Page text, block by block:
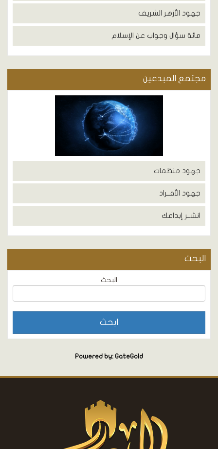
جهود الأزهر الشريف
مائة سؤال وجواب عن الإسلام
مجتمع المبدعين
جهود منظمات
جهود الأفــراد
انشــر إبداعك
البحث
البحث
Powered by: GateGold